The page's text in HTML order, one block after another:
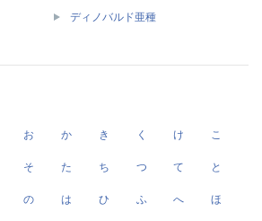
ディノバルド亜種
お か き く け こ
そ た ち つ て と
の は ひ ふ へ ほ